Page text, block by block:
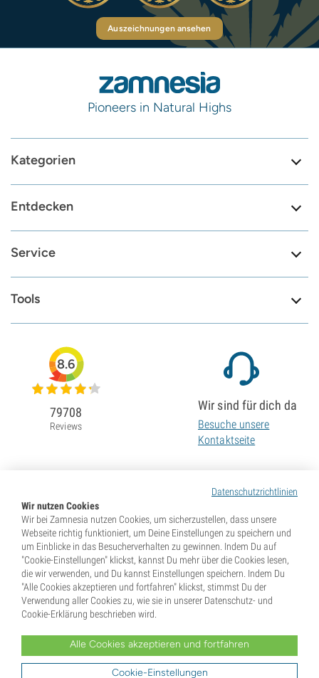
Auszeichnungen ansehen
Pioneers in Natural Highs
Kategorien
Entdecken
Service
Tools
Datenschutzrichtlinien
Wir nutzen Cookies
Wir bei Zamnesia nutzen Cookies, um sicherzustellen, dass unsere
Webseite richtig funktioniert, um Deine Einstellungen zu speichern und
um Einblicke in das Besucherverhalten zu gewinnen. Indem Du auf
"Cookie-Einstellungen" klickst, kannst Du mehr über die Cookies lesen,
die wir verwenden, und Du kannst Einstellungen speichern. Indem Du
"Alle Cookies akzeptieren und fortfahren" klickst, stimmst Du der
Verwendung aller Cookies zu, wie sie in unserer Datenschutz- und
Cookie-Erklärung beschrieben wird.
Alle Cookies akzeptieren und fortfahren
Cookie-Einstellungen
8.6
79708
Reviews
Wir sind für dich da
Besuche unsere
Kontaktseite
* Samen werden als Souvenirs verkauft. In vielen Ländern ist die Keimung von Samen illegal. Informiere
Dir der dort geltenden Gesetze bewusst bist. Du verzichtest außerdem auf jeglichen Haftungsanspruch